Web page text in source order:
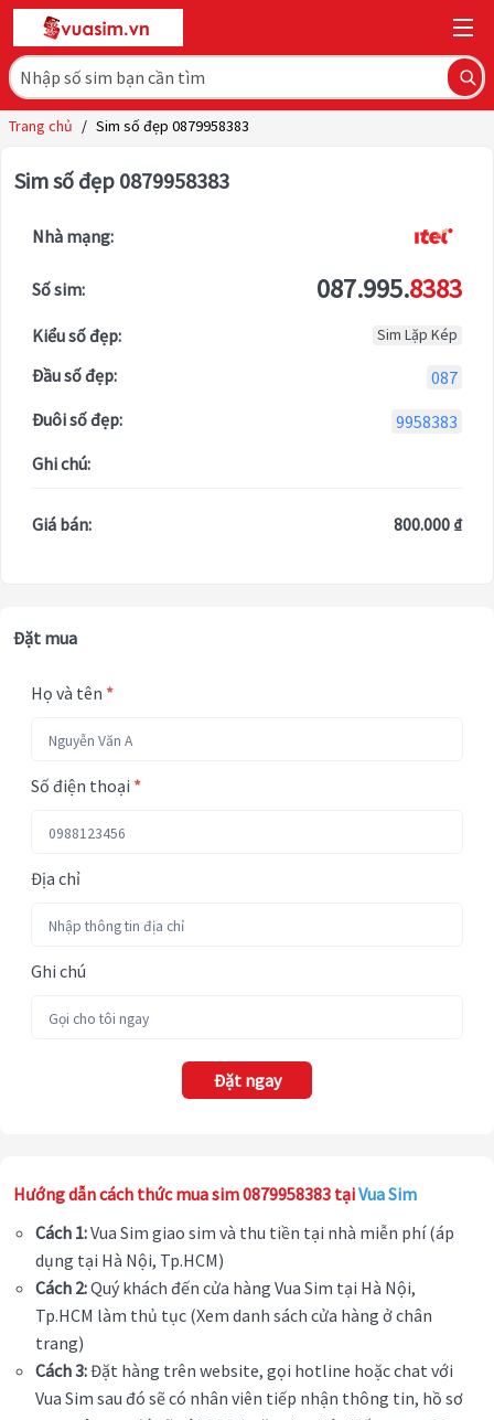
Trang chủ / Sim số đẹp 0879958383
Sim số đẹp 0879958383
Nhà mạng:
Số sim: 087.995.8383
Kiểu số đẹp: Sim Lặp Kép
Đầu số đẹp:
087
Đuôi số đẹp:
9958383
Ghi chú:
Giá bán: 800.000 ₫
Đặt mua
Họ và tên *
Số điện thoại *
Địa chỉ
Ghi chú
Đặt ngay
Hướng dẫn cách thức mua sim 0879958383 tạiVua Sim
Cách 1:Vua Sim giao sim và thu tiền tại nhà miễn phí (áp
dụng tại Hà Nội, Tp.HCM)
Cách 2:Quý khách đến cửa hàng Vua Sim tại Hà Nội,
Tp.HCM làm thủ tục (Xem danh sách cửa hàng ở chân
trang)
Cách 3:Đặt hàng trên website, gọi hotline hoặc chat với
Vua Sim sau đó sẽ có nhân viên tiếp nhận thông tin, hồ sơ